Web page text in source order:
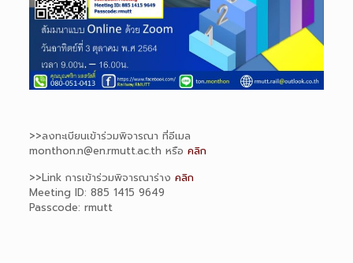
>>ลงทะเบียนเข้าร่วมพิจารณา ที่อีเมล
monthon.n@en.rmutt.ac.th หรือ คลิก
>>Link การเข้าร่วมพิจารณาร่าง คลิก
Meeting ID: 885 1415 9649
Passcode: rmutt